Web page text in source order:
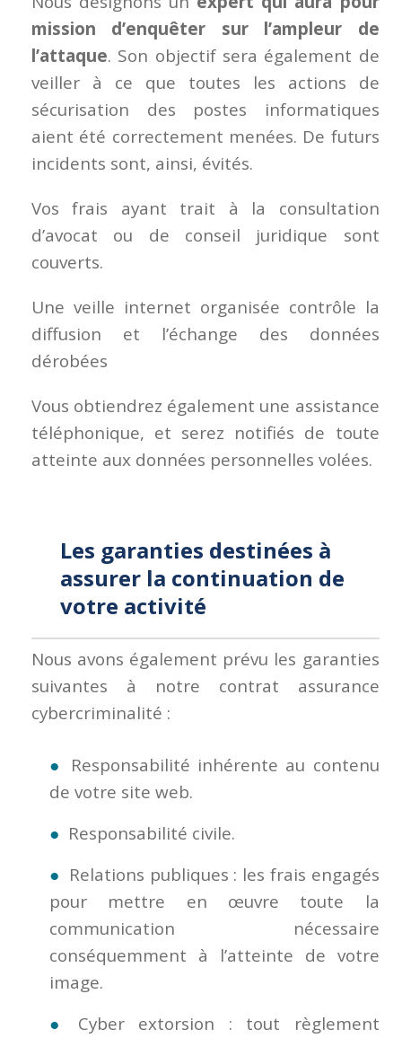
mission d’enquêter sur l’ampleur de
l’attaque. Son objectif sera également de
veiller à ce que toutes les actions de
sécurisation des postes informatiques
aient été correctement menées. De futurs
incidents sont, ainsi, évités.
Vos frais ayant trait à la consultation
d’avocat ou de conseil juridique sont
couverts.
Une veille internet organisée contrôle la
diffusion et l’échange des données
dérobées
Vous obtiendrez également une assistance
téléphonique, et serez notifiés de toute
atteinte aux données personnelles volées.
Les garanties destinées à
assurer la continuation de
votre activité
Nous avons également prévu les garanties
suivantes à notre contrat assurance
cybercriminalité :
Responsabilité inhérente au contenu
de votre site web.
Responsabilité civile.
Relations publiques : les frais engagés
pour mettre en œuvre toute la
communication nécessaire
conséquemment à l’atteinte de votre
image.
Cyber extorsion : tout règlement